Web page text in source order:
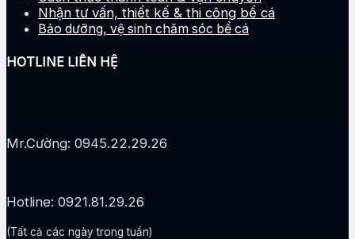
Nhận tư vấn, thiết kế & thi công bể cá
Bảo dưỡng, vệ sinh chăm sóc bể cá
HOTLINE LIÊN HỆ
Mr.Cường: 0945.22.29.26
Hotline: 0921.81.29.26
(Tất cả các ngày trong tuần)